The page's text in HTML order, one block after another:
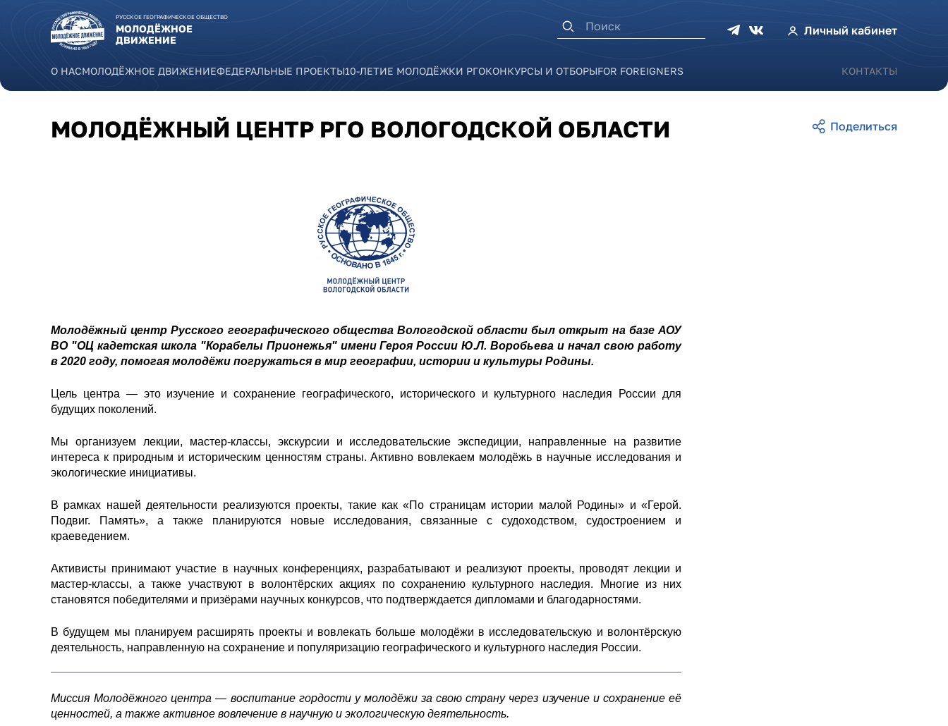
РУССКОЕ ГЕОГРАФИЧЕСКОЕ ОБЩЕСТВО
МОЛОДЁЖНОЕ
ДВИЖЕНИЕ
Личный кабинет
Форма поиска
О НАСМОЛОДЁЖНОЕ ДВИЖЕНИЕФЕДЕРАЛЬНЫЕ ПРОЕКТЫ10-ЛЕТИЕ МОЛОДЁЖКИ РГОКОНКУРСЫ И ОТБОРЫFOR FOREIGNERS КОНТАКТЫ
МОЛОДЁЖНЫЙ ЦЕНТР РГО ВОЛОГОДСКОЙ ОБЛАСТИ
Молодёжный центр Русского географического общества Вологодской области был открыт на базе АОУ
ВО "ОЦ кадетская школа "Корабелы Прионежья" имени Героя России Ю.Л. Воробьева и начал свою работу
в 2020 году, помогая молодёжи погружаться в мир географии, истории и культуры Родины.
Цель центра — это изучение и сохранение географического, исторического и культурного наследия России для
будущих поколений.
Мы организуем лекции, мастер-классы, экскурсии и исследовательские экспедиции, направленные на развитие
интереса к природным и историческим ценностям страны. Активно вовлекаем молодёжь в научные исследования и
экологические инициативы.
В рамках нашей деятельности реализуются проекты, такие как «По страницам истории малой Родины» и «Герой.
Подвиг. Память», а также планируются новые исследования, связанные с судоходством, судостроением и
краеведением.
Активисты принимают участие в научных конференциях, разрабатывают и реализуют проекты, проводят лекции и
мастер-классы, а также участвуют в волонтёрских акциях по сохранению культурного наследия. Многие из них
становятся победителями и призёрами научных конкурсов, что подтверждается дипломами и благодарностями.
В будущем мы планируем расширять проекты и вовлекать больше молодёжи в исследовательскую и волонтёрскую
деятельность, направленную на сохранение и популяризацию географического и культурного наследия России.
Миссия Молодёжного центра — воспитание гордости у молодёжи за свою страну через изучение и сохранение её
ценностей, а также активное вовлечение в научную и экологическую деятельность.